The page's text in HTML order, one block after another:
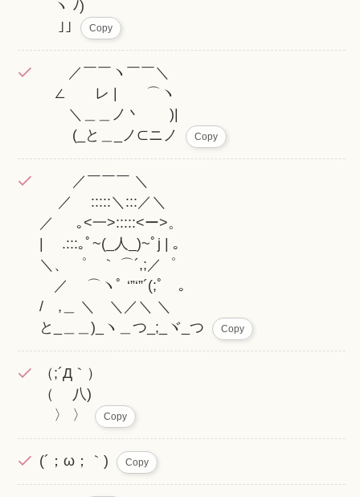
ヽ ﾉ)
｣｣
Copy
／￣￣ヽ￣￣＼
∠ レ | ⌒ヽ
＼＿＿ノ丶 )|
(_と＿_ノ⊂ニノ
Copy
／￣￣￣ ＼
／ :::::＼:::／＼
／ ｡<一>:::::<ー>。
| .:::｡ﾟ~(_人_)~ﾟj | ｡
＼、 ゜ ｀ ⌒´,;／゜
／ ⌒ヽﾟ ‘”‘”´(;ﾟ ｡
/ ,＿ ＼ ＼／＼ ＼
と_＿＿)_ヽ＿つ_;_ヾ_つ
Copy
（;´Д｀）
（ 八)
〉 〉
Copy
(´；ω；｀) Copy